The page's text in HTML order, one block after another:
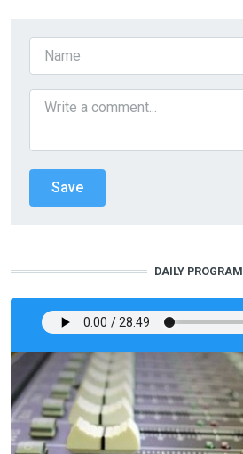
DAILY PROGRAM